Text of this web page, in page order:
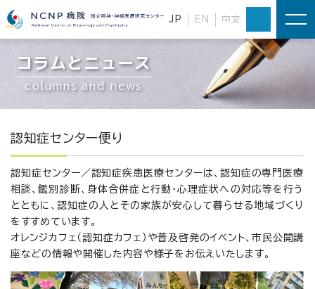
JP EN 中文
コラムとニュース
columns and news
認知症センター便り
認知症センター／認知症疾患医療センターは、認知症の専門医療
相談、鑑別診断、身体合併症と行動・心理症状への対応等を行う
とともに、認知症の人とその家族が安心して暮らせる地域づくり
をすすめています。
オレンジカフェ（認知症カフェ）や普及啓発のイベント、市民公開講
座などの情報や開催した内容や様子をお伝えいたします。